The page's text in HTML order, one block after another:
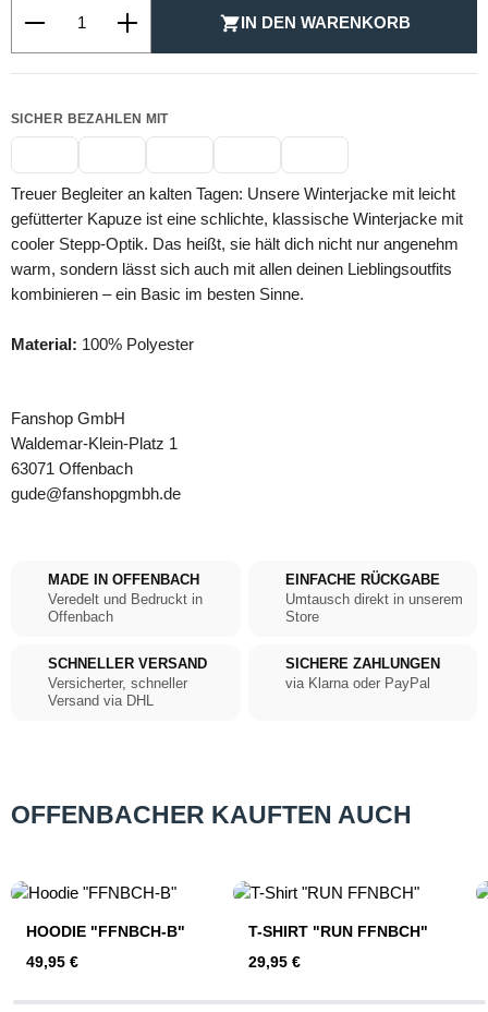
IN DEN WARENKORB
SICHER BEZAHLEN MIT
Treuer Begleiter an kalten Tagen: Unsere Winterjacke mit leicht
gefütterter Kapuze ist eine schlichte, klassische Winterjacke mit
cooler Stepp-Optik. Das heißt, sie hält dich nicht nur angenehm
warm, sondern lässt sich auch mit allen deinen Lieblingsoutfits
kombinieren – ein Basic im besten Sinne.
Material: 100% Polyester
Fanshop GmbH
Waldemar-Klein-Platz 1
63071 Offenbach
gude@fanshopgmbh.de
MADE IN OFFENBACH
Veredelt und Bedruckt in
Offenbach
EINFACHE RÜCKGABE
Umtausch direkt in unserem
Store
SCHNELLER VERSAND
Versicherter, schneller
Versand via DHL
SICHERE ZAHLUNGEN
via Klarna oder PayPal
OFFENBACHER KAUFTEN AUCH
HOODIE "FFNBCH-B"
Regulärer Preis:
49,95 €
T-SHIRT "RUN FFNBCH"
Regulärer Preis:
29,95 €